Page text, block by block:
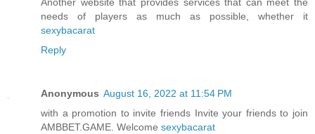
Another website that provides services that can meet the
needs of players as much as possible, whether it
sexybacarat
Reply
Anonymous August 16, 2022 at 11:54 PM
with a promotion to invite friends Invite your friends to join
AMBBET.GAME. Welcome sexybacarat